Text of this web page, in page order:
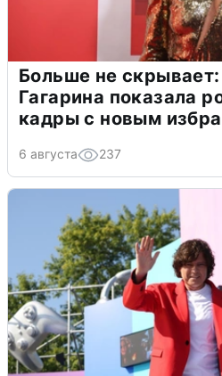
Больше не
Гагарина показала
кадры с новым
6 августа 237